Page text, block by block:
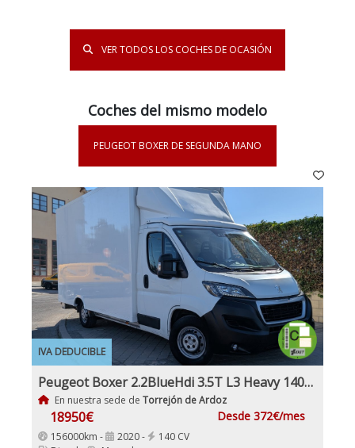
VER TODOS LOS COCHES DE OCASIÓN
Coches del mismo modelo
PEUGEOT BOXER DE SEGUNDA MANO
IVA DEDUCIBLE
Peugeot Boxer 2.2BlueHdi 3.5T L3 Heavy 140Cv Cabina IVA y garantía Etiqueta C
En nuestra sede de Torrejón de Ardoz
18950€ Desde 372€/mes
156000km - 2020 -
140 CV